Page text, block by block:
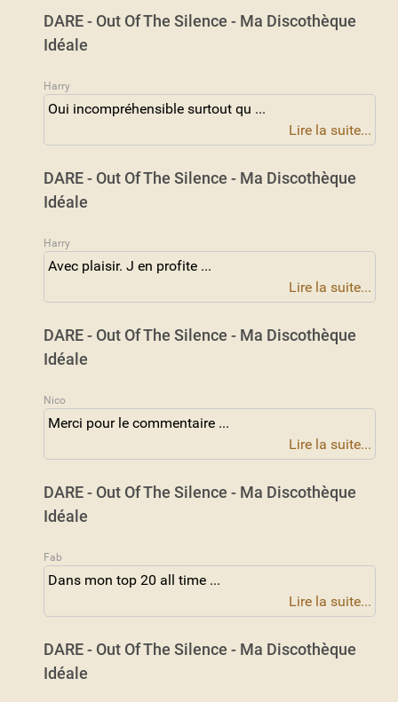
DARE - Out Of The Silence - Ma Discothèque
Idéale
Harry
Oui incompréhensible surtout qu ...
Lire la suite...
DARE - Out Of The Silence - Ma Discothèque
Idéale
Harry
Avec plaisir. J en profite ...
Lire la suite...
DARE - Out Of The Silence - Ma Discothèque
Idéale
Nico
Merci pour le commentaire ...
Lire la suite...
DARE - Out Of The Silence - Ma Discothèque
Idéale
Fab
Dans mon top 20 all time ...
Lire la suite...
DARE - Out Of The Silence - Ma Discothèque
Idéale